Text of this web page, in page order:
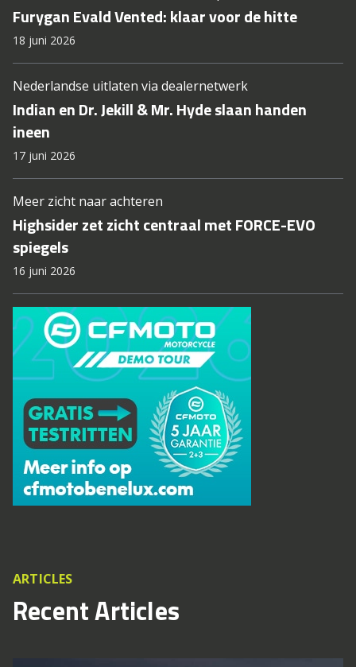
Furygan Evald Vented: klaar voor de hitte
18 juni 2026
Nederlandse uitlaten via dealernetwerk
Indian en Dr. Jekill & Mr. Hyde slaan handen
ineen
17 juni 2026
Meer zicht naar achteren
Highsider zet zicht centraal met FORCE-EVO
spiegels
16 juni 2026
ARTICLES
Recent Articles